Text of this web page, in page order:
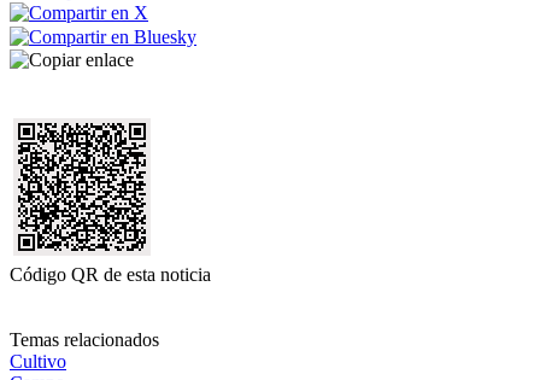
Código QR de esta noticia
Temas relacionados
Cultivo